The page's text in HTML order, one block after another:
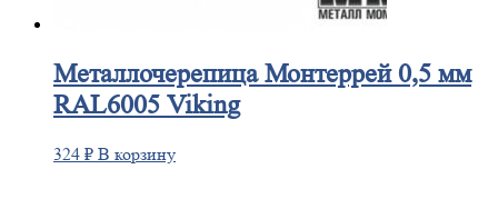
МеталлочерепицаМонтеррей 0,5 мм
RAL6005 Viking
324 ₽ В корзину